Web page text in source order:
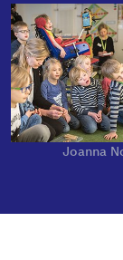
Joanna